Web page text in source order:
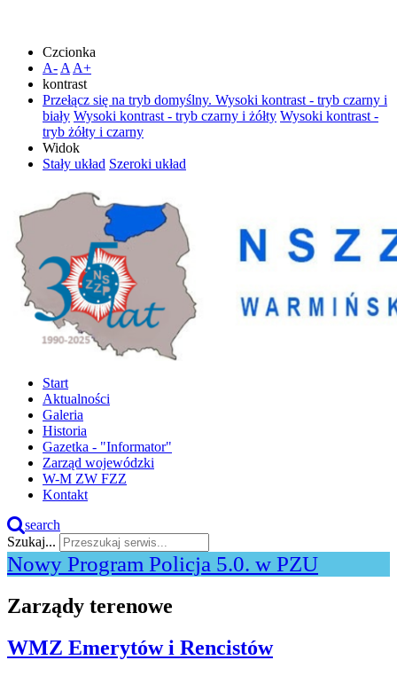
Czcionka
A- A A+
kontrast
Przełącz się na tryb domyślny. Wysoki kontrast - tryb czarny i
biały Wysoki kontrast - tryb czarny i żółty Wysoki kontrast -
tryb żółty i czarny
Widok
Stały układ Szeroki układ
Start
Aktualności
Galeria
Historia
Gazetka - "Informator"
Zarząd wojewódzki
W-M ZW FZZ
Kontakt
search
Szukaj...
Nowy Program Policja 5.0. w PZU
Zarządy terenowe
WMZ Emerytów i Rencistów